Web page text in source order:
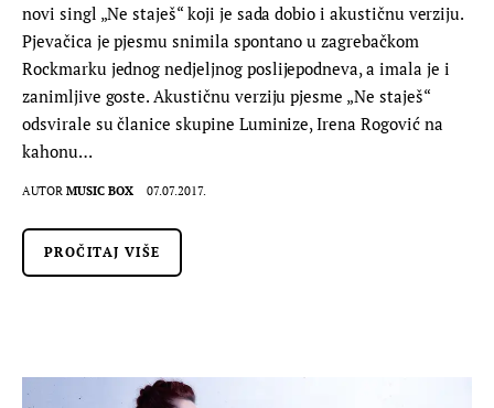
novi singl „Ne staješ“ koji je sada dobio i akustičnu verziju.
Pjevačica je pjesmu snimila spontano u zagrebačkom
Rockmarku jednog nedjeljnog poslijepodneva, a imala je i
zanimljive goste. Akustičnu verziju pjesme „Ne staješ“
odsvirale su članice skupine Luminize, Irena Rogović na
kahonu…
AUTOR MUSIC BOX 07.07.2017.
PROČITAJ VIŠE